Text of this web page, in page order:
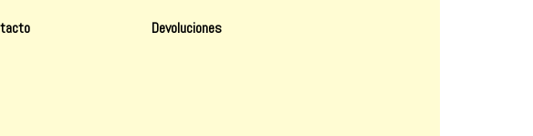
Devoluciones